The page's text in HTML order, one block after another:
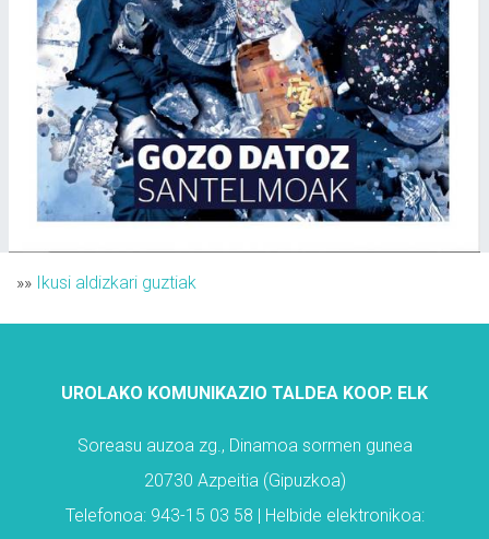
»» Ikusi aldizkari guztiak
UROLAKO KOMUNIKAZIO TALDEA KOOP. ELK
Soreasu auzoa zg., Dinamoa sormen gunea
20730 Azpeitia (Gipuzkoa)
Telefonoa: 943-15 03 58 | Helbide elektronikoa: